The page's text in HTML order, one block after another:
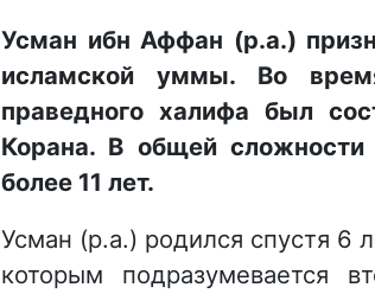
Усман ибн Аффан (р.а.)
исламской уммы. Во
праведного халифа был
Корана. В общей сложности
более 11 лет.
Усман (р.а.) родился спустя 6
которым подразумевается